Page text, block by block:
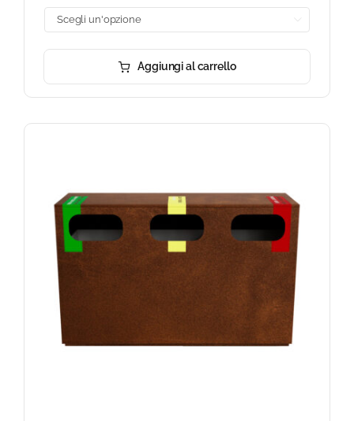
Aggiungi al carrello